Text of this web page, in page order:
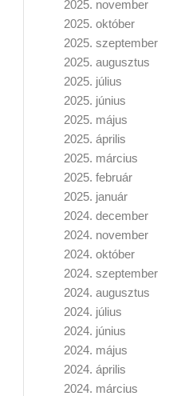
2025. november
2025. október
2025. szeptember
2025. augusztus
2025. július
2025. június
2025. május
2025. április
2025. március
2025. február
2025. január
2024. december
2024. november
2024. október
2024. szeptember
2024. augusztus
2024. július
2024. június
2024. május
2024. április
2024. március